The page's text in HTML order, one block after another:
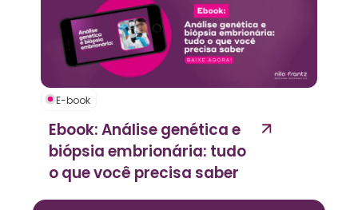
E-book
Ebook: Análise genética e
biópsia embrionária: tudo
o que você precisa saber